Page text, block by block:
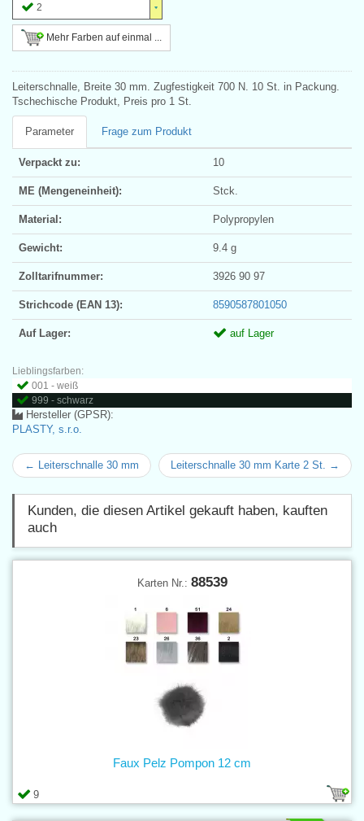
2
Mehr Farben auf einmal ...
Leiterschnalle, Breite 30 mm. Zugfestigkeit 700 N. 10 St. in Packung.
Tschechische Produkt, Preis pro 1 St.
Parameter Frage zum Produkt
Verpackt zu: 10
ME (Mengeneinheit): Stck.
Material: Polypropylen
Gewicht: 9.4 g
Zolltarifnummer: 3926 90 97
Strichcode (EAN 13): 8590587801050
Auf Lager: auf Lager
Lieblingsfarben:
001 - weiß
999 - schwarz
Hersteller (GPSR):
PLASTY, s.r.o.
← Leiterschnalle 30 mm Leiterschnalle 30 mm Karte 2 St. →
Kunden, die diesen Artikel gekauft haben, kauften
auch
Karten Nr.: 88539
9
Faux Pelz Pompon 12 cm